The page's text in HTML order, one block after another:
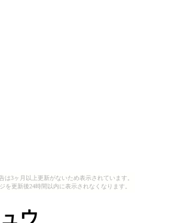
は3ヶ月以上更新がないため表示されています。
を更新後24時間以内に表示されなくなります。
ウ